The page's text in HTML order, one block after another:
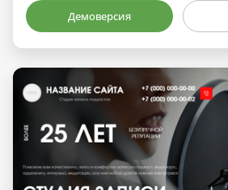
Демоверсия